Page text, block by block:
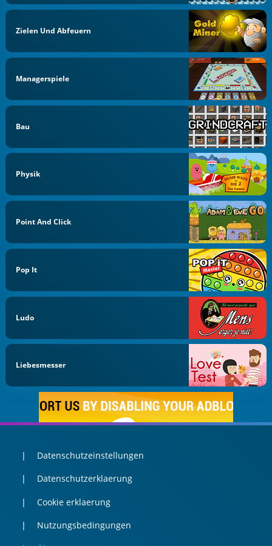
Zielen Und Abfeuern
Managerspiele
Bau
Physik
Point And Click
Pop It
Ludo
Liebesmesser
Datenschutzeinstellungen
Datenschutzerklaerung
Cookie erklaerung
Nutzungsbedingungen